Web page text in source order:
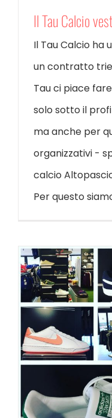
Il Tau Calcio
Il Tau Calcio ha
un contratto
Tau ci piace
solo sotto il
ma anche per
organizzativi -
calcio
Per questo